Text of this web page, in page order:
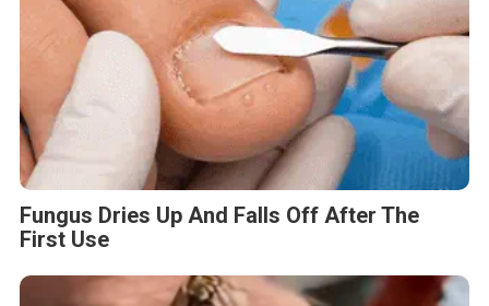
Fungus Dries Up And Falls Off After The
First Use